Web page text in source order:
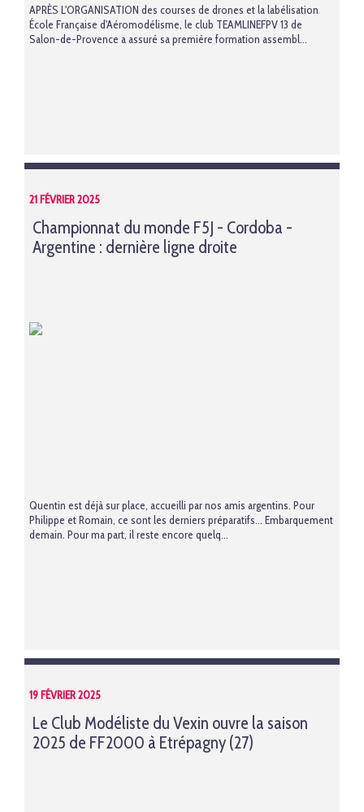
APRÈS L'ORGANISATION des courses de drones et la labélisation
École Française d'Aéromodélisme, le club TEAMLINEFPV 13 de
Salon-de-Provence a assuré sa première formation assembl...
21 FÉVRIER 2025
Championnat du monde F5J - Cordoba -
Argentine : dernière ligne droite
Quentin est déjà sur place, accueilli par nos amis argentins. Pour
Philippe et Romain, ce sont les derniers préparatifs… Embarquement
demain. Pour ma part, il reste encore quelq...
19 FÉVRIER 2025
Le Club Modéliste du Vexin ouvre la saison
2025 de FF2000 à Etrépagny (27)